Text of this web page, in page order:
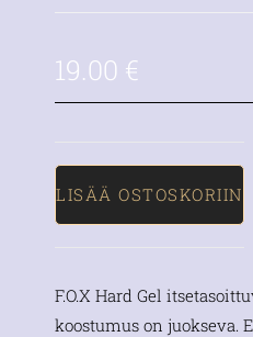
19.00 €
LISÄÄ OSTOSKORIIN
F.O.X Hard Gel
koostumus on juokseva.